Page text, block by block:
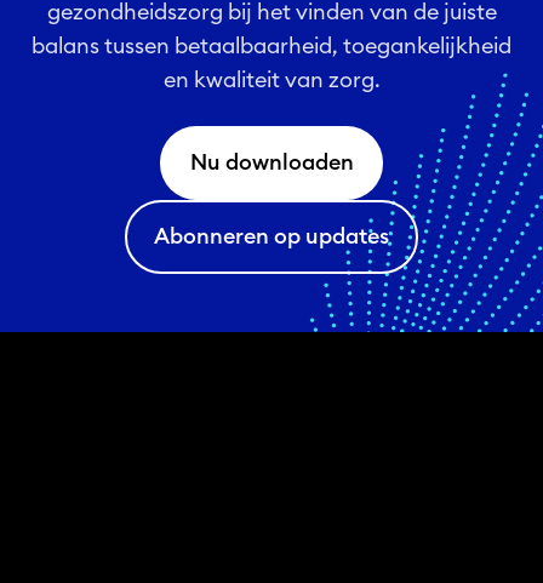
gezondheidszorg bij het vinden van de juiste
balans tussen betaalbaarheid, toegankelijkheid
en kwaliteit van zorg.
Nu downloaden
Abonneren op updates